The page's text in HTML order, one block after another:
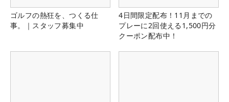
ゴルフの熱狂を、つくる仕
事。｜スタッフ募集中
4日間限定配布！11月までの
プレーに2回使える1,500円分
クーポン配布中！